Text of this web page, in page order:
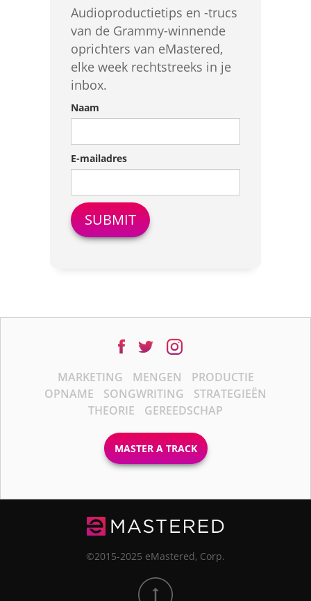
Audioproductietips en -trucs
van de Grammy-winnende
oprichters van eMastered,
elke week rechtstreeks in je
inbox.
Naam
E-mailadres
MARKETING MENGEN
PRODUCTIE
OPNAME
SONGWRITING
STRATEGIEËN
THEORIE
GEREEDSCHAP
MASTER A TRACK
©2015-2025 eMastered, Corp.